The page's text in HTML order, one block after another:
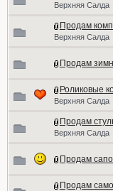
Верхняя Салда
Продам
Верхняя Салда
Продам
Роликовые
Верхняя Салда
Продам
Верхняя Салда
Продам
Продам